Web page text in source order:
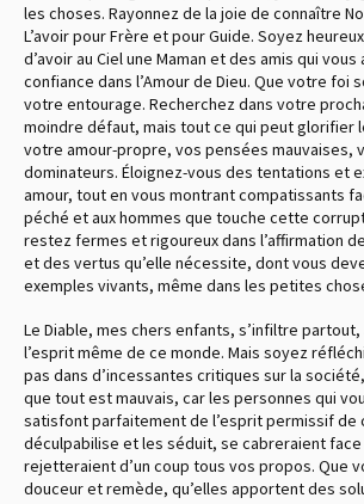
les choses. Rayonnez de la joie de connaître
L’avoir pour Frère et pour Guide. Soyez
d’avoir au Ciel une Maman et des amis qui
confiance dans l’Amour de Dieu. Que votre foi
votre entourage. Recherchez dans votre
moindre défaut, mais tout ce qui peut glorifier
votre amour-propre, vos pensées mauvaises,
dominateurs. Éloignez-vous des tentations et
amour, tout en vous montrant compatissants
péché et aux hommes que touche cette
restez fermes et rigoureux dans l’affirmation
et des vertus qu’elle nécessite, dont vous
exemples vivants, même dans les petites
Le Diable, mes chers enfants, s’infiltre
l’esprit même de ce monde. Mais soyez
pas dans d’incessantes critiques sur la
que tout est mauvais, car les personnes qui
satisfont parfaitement de l’esprit permissif de
déculpabilise et les séduit, se cabreraient
rejetteraient d’un coup tous vos propos. Que
douceur et remède, qu’elles apportent des